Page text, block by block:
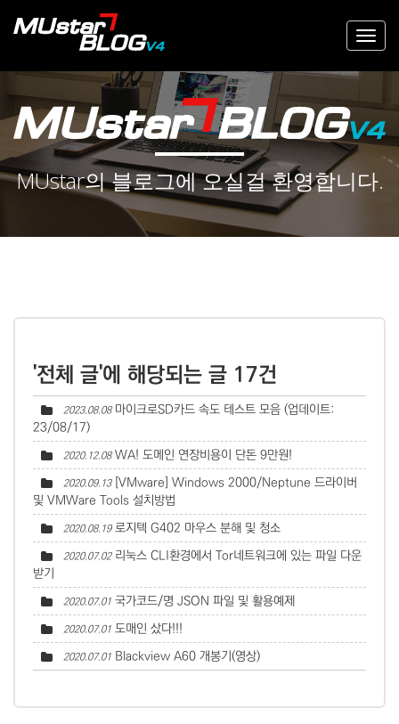
MUstar의 블로그에 오실걸 환영합니다.
'전체 글'에 해당되는 글 17건
2023.08.08 마이크로SD카드 속도 테스트 모음 (업데이트:
23/08/17)
2020.12.08 WA! 도메인 연장비용이 단돈 9만원!
2020.09.13 [VMware] Windows 2000/Neptune 드라이버
및 VMWare Tools 설치방법
2020.08.19 로지텍 G402 마우스 분해 및 청소
2020.07.02 리눅스 CLI환경에서 Tor네트워크에 있는 파일 다운
받기
2020.07.01 국가코드/명 JSON 파일 및 활용예제
2020.07.01 도매인 샀다!!!
2020.07.01 Blackview A60 개봉기(영상)